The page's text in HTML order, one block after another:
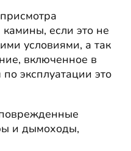
если это не
условиями, а так
включенное в
эксплуатации это
и дымоходы,